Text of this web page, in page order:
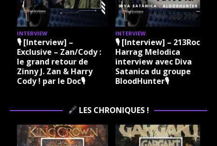
INTERVIEW
🎙 [Interview] –
Exclusive – Zan/Cody :
le grand retour de
Zinny J. Zan & Harry
Cody ! par le Doc🎙
INTERVIEW
🎙 [Interview] – 213Rock
Harrag Melodica
interview avec Diva
Satanica du groupe
BloodHunter🎙
LES CHRONIQUES !